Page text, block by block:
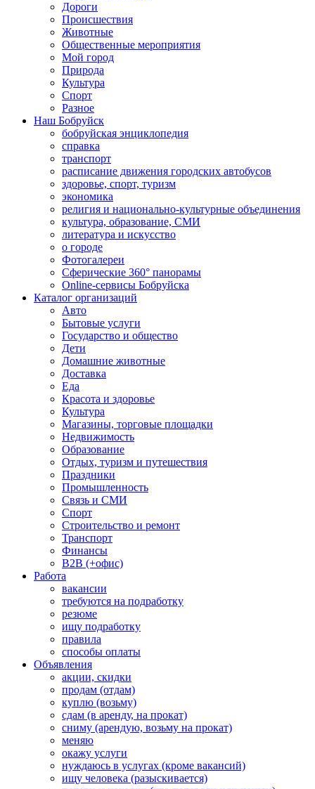
Дороги
Происшествия
Животные
Общественные мероприятия
Мой город
Природа
Культура
Спорт
Разное
Наш Бобруйск
бобруйская энциклопедия
справка
транспорт
расписание движения городских автобусов
здоровье, спорт, туризм
экономика
религия и национально-культурные объединения
культура, образование, СМИ
литература и искусство
о городе
Фотогалереи
Сферические 360° панорамы
Online-сервисы Бобруйска
Каталог организаций
Авто
Бытовые услуги
Государство и общество
Дети
Домашние животные
Доставка
Еда
Красота и здоровье
Культура
Магазины, торговые площадки
Недвижимость
Образование
Отдых, туризм и путешествия
Праздники
Промышленность
Связь и СМИ
Спорт
Строительство и ремонт
Транспорт
Финансы
B2B (+офис)
Работа
вакансии
требуются на подработку
резюме
ищу подработку
правила
способы оплаты
Объявления
акции, скидки
продам (отдам)
куплю (возьму)
сдам (в аренду, на прокат)
сниму (арендую, возьму на прокат)
меняю
окажу услуги
нуждаюсь в услугах (кроме вакансий)
ищу человека (разыскивается)